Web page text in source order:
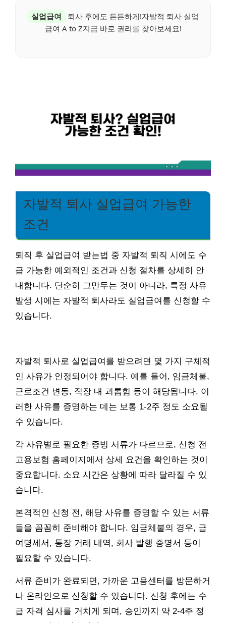
실업급여
퇴사 후에도 든든하게!자발적 퇴사 실업
급여 A to Z지금 바로 권리를 찾아보세요!
자발적 퇴사 실업급여 가능한
조건
퇴직 후 실업급여 받는법 중 자발적 퇴직 시에도 수
급 가능한 예외적인 조건과 신청 절차를 상세히 안
내합니다. 단순히 그만두는 것이 아니라, 특정 사유
발생 시에는 자발적 퇴사라도 실업급여를 신청할 수
있습니다.
자발적 퇴사로 실업급여를 받으려면 몇 가지 구체적
인 사유가 인정되어야 합니다. 예를 들어, 임금체불,
근로조건 변동, 직장 내 괴롭힘 등이 해당됩니다. 이
러한 사유를 증명하는 데는 보통 1-2주 정도 소요될
수 있습니다.
각 사유별로 필요한 증빙 서류가 다르므로, 신청 전
고용보험 홈페이지에서 상세 요건을 확인하는 것이
중요합니다. 소요 시간은 상황에 따라 달라질 수 있
습니다.
본격적인 신청 전, 해당 사유를 증명할 수 있는 서류
들을 꼼꼼히 준비해야 합니다. 임금체불의 경우, 급
여명세서, 통장 거래 내역, 회사 발행 증명서 등이
필요할 수 있습니다.
서류 준비가 완료되면, 가까운 고용센터를 방문하거
나 온라인으로 신청할 수 있습니다. 신청 후에는 수
급 자격 심사를 거치게 되며, 승인까지 약 2-4주 정